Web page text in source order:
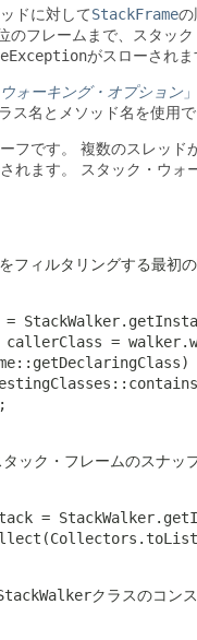
ドに対してStackFrameの
のフレームまで、スタッ
がスローされま
ォーキング・オプション 」
ス名とメソッド名を使用で
フです。 複数のスレッド
れます。 スタック・ウォ
フィルタリングする最初
=
ック・フレームのスナッ
=
クラスのコン